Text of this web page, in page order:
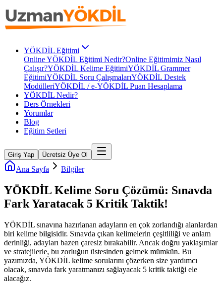
YÖKDİL Eğitimi
Online YÖKDİL Eğitimi Nedir?Online Eğitimimiz Nasıl
Çalışır?YÖKDİL Kelime EğitimiYÖKDİL Grammer
EğitimiYÖKDİL Soru ÇalışmalarıYÖKDİL Destek
ModülleriYÖKDİL / e-YÖKDİL Puan Hesaplama
YÖKDİL Nedir?
Ders Örnekleri
Yorumlar
Blog
Eğitim Setleri
Giriş Yap Ücretsiz Üye Ol
Ana Sayfa Bilgiler
YÖKDİL Kelime Soru Çözümü: Sınavda
Fark Yaratacak 5 Kritik Taktik!
YÖKDİL sınavına hazırlanan adayların en çok zorlandığı alanlardan
biri kelime bilgisidir. Sınavda çıkan kelimelerin çeşitliliği ve anlam
derinliği, adayları bazen çaresiz bırakabilir. Ancak doğru yaklaşımlar
ve stratejilerle, bu zorluğun üstesinden gelmek mümkün. Bu
yazımızda, YÖKDİL kelime sorularını çözerken size yardımcı
olacak, sınavda fark yaratmanızı sağlayacak 5 kritik taktiği ele
alacağız.